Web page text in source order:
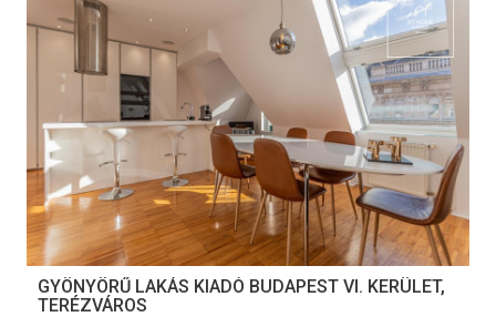
GYÖNYÖRŰ LAKÁS KIADÓ BUDAPEST VI. KERÜLET,
TERÉZVÁROS